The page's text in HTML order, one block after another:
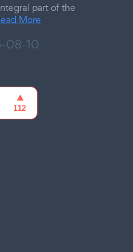
part of the
More
08-10